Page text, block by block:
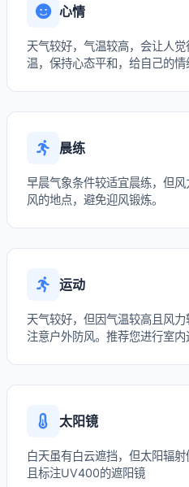
心情
天气较好，气温较高，会让人
温，保持心态平和，给自己的情
晨练
早晨气象条件较适宜晨练，但
风的地点，避免迎风锻炼。
运动
天气较好，但因气温较高且风
注意户外防风。推荐您进行室内
太阳镜
白天虽有白云遮挡，但太阳辐
且标注UV400的遮阳镜